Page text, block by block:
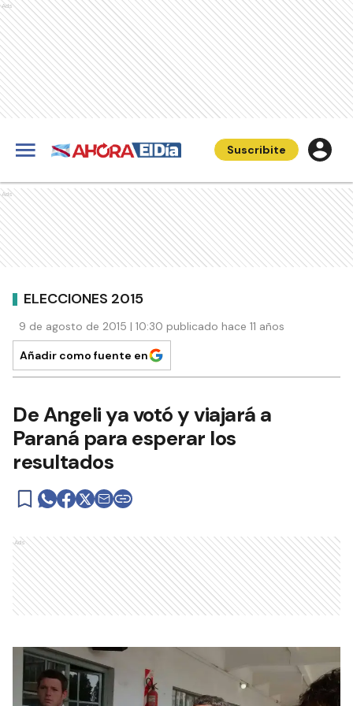
Ads
Suscribite
Ads
ELECCIONES 2015
9 de agosto de 2015 | 10:30 publicado hace 11 años
Añadir como fuente en
De Angeli ya votó y viajará a
Paraná para esperar los
resultados
Ads